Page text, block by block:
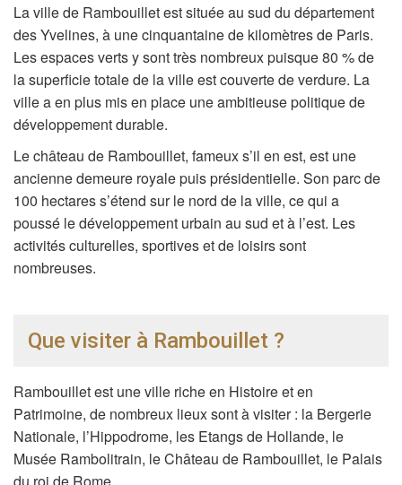
La ville de Rambouillet est située au sud du département
des Yvelines, à une cinquantaine de kilomètres de Paris.
Les espaces verts y sont très nombreux puisque 80 % de
la superficie totale de la ville est couverte de verdure. La
ville a en plus mis en place une ambitieuse politique de
développement durable.
Le château de Rambouillet, fameux s’il en est, est une
ancienne demeure royale puis présidentielle. Son parc de
100 hectares s’étend sur le nord de la ville, ce qui a
poussé le développement urbain au sud et à l’est. Les
activités culturelles, sportives et de loisirs sont
nombreuses.
Que visiter à Rambouillet ?
Rambouillet est une ville riche en Histoire et en
Patrimoine, de nombreux lieux sont à visiter : la Bergerie
Nationale, l’Hippodrome, les Etangs de Hollande, le
Musée Rambolitrain, le Château de Rambouillet, le Palais